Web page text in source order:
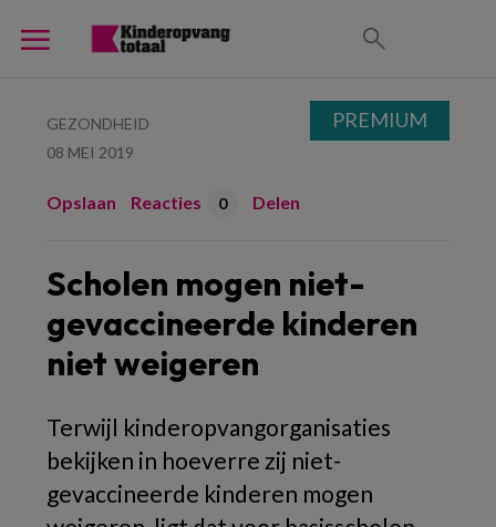
GEZONDHEID
08 MEI 2019
Opslaan Reacties 0 Delen
Scholen mogen niet-
gevaccineerde kinderen
niet weigeren
Terwijl kinderopvangorganisaties
bekijken in hoeverre zij niet-
gevaccineerde kinderen mogen
PREMIUM